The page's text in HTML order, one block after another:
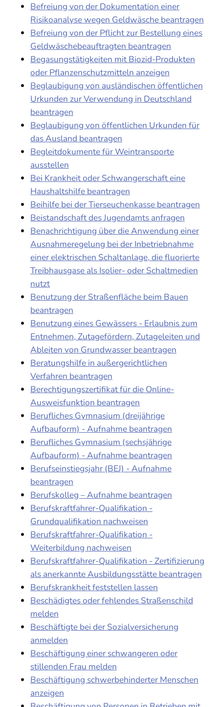
Befreiung von der Dokumentation einer
Risikoanalyse wegen Geldwäsche beantragen
Befreiung von der Pflicht zur Bestellung eines
Geldwäschebeauftragten beantragen
Begasungstätigkeiten mit Biozid-Produkten
oder Pflanzenschutzmitteln anzeigen
Beglaubigung von ausländischen öffentlichen
Urkunden zur Verwendung in Deutschland
beantragen
Beglaubigung von öffentlichen Urkunden für
das Ausland beantragen
Begleitdokumente für Weintransporte
ausstellen
Bei Krankheit oder Schwangerschaft eine
Haushaltshilfe beantragen
Beihilfe bei der Tierseuchenkasse beantragen
Beistandschaft des Jugendamts anfragen
Benachrichtigung über die Anwendung einer
Ausnahmeregelung bei der Inbetriebnahme
einer elektrischen Schaltanlage, die fluorierte
Treibhausgase als Isolier- oder Schaltmedien
nutzt
Benutzung der Straßenfläche beim Bauen
beantragen
Benutzung eines Gewässers - Erlaubnis zum
Entnehmen, Zutagefördern, Zutageleiten und
Ableiten von Grundwasser beantragen
Beratungshilfe in außergerichtlichen
Verfahren beantragen
Berechtigungszertifikat für die Online-
Ausweisfunktion beantragen
Berufliches Gymnasium (dreijährige
Aufbauform) - Aufnahme beantragen
Berufliches Gymnasium (sechsjährige
Aufbauform) - Aufnahme beantragen
Berufseinstiegsjahr (BEJ) - Aufnahme
beantragen
Berufskolleg – Aufnahme beantragen
Berufskraftfahrer-Qualifikation -
Grundqualifikation nachweisen
Berufskraftfahrer-Qualifikation -
Weiterbildung nachweisen
Berufskraftfahrer-Qualifikation - Zertifizierung
als anerkannte Ausbildungsstätte beantragen
Berufskrankheit feststellen lassen
Beschädigtes oder fehlendes Straßenschild
melden
Beschäftigte bei der Sozialversicherung
anmelden
Beschäftigung einer schwangeren oder
stillenden Frau melden
Beschäftigung schwerbehinderter Menschen
anzeigen